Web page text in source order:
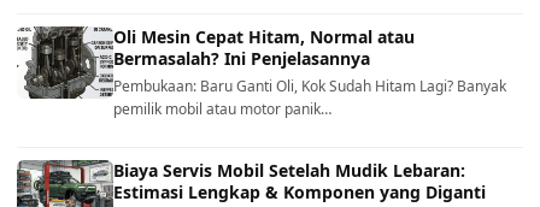
Oli Mesin Cepat Hitam, Normal atau
Bermasalah? Ini Penjelasannya
Pembukaan: Baru Ganti Oli, Kok Sudah Hitam Lagi? Banyak
pemilik mobil atau motor panik…
Biaya Servis Mobil Setelah Mudik Lebaran:
Estimasi Lengkap & Komponen yang Diganti